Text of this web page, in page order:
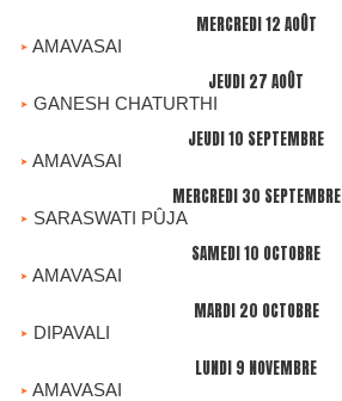
MERCREDI 12 AOÛT
AMAVASAI
JEUDI 27 AOÛT
GANESH CHATURTHI
JEUDI 10 SEPTEMBRE
AMAVASAI
MERCREDI 30 SEPTEMBRE
SARASWATI PÛJA
SAMEDI 10 OCTOBRE
AMAVASAI
MARDI 20 OCTOBRE
DIPAVALI
LUNDI 9 NOVEMBRE
AMAVASAI